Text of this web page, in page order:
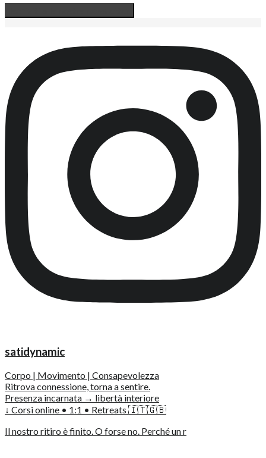
satidynamic
Corpo | Movimento | Consapevolezza
Ritrova connessione, torna a sentire.
Presenza incarnata → libertà interiore
↓ Corsi online • 1:1 • Retreats 🇮🇹🇬🇧
Il nostro ritiro è finito. O forse no. Perché un r